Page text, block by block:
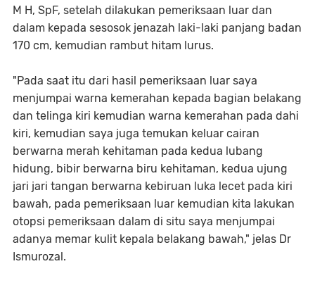
M H, SpF, setelah dilakukan pemeriksaan luar dan
dalam kepada sesosok jenazah laki-laki panjang badan
170 cm, kemudian rambut hitam lurus.
"Pada saat itu dari hasil pemeriksaan luar saya
menjumpai warna kemerahan kepada bagian belakang
dan telinga kiri kemudian warna kemerahan pada dahi
kiri, kemudian saya juga temukan keluar cairan
berwarna merah kehitaman pada kedua lubang
hidung, bibir berwarna biru kehitaman, kedua ujung
jari jari tangan berwarna kebiruan luka lecet pada kiri
bawah, pada pemeriksaan luar kemudian kita lakukan
otopsi pemeriksaan dalam di situ saya menjumpai
adanya memar kulit kepala belakang bawah," jelas Dr
Ismurozal.